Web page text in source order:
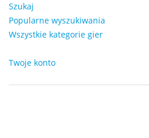
Szukaj
Popularne wyszukiwania
Wszystkie kategorie gier
Twoje konto